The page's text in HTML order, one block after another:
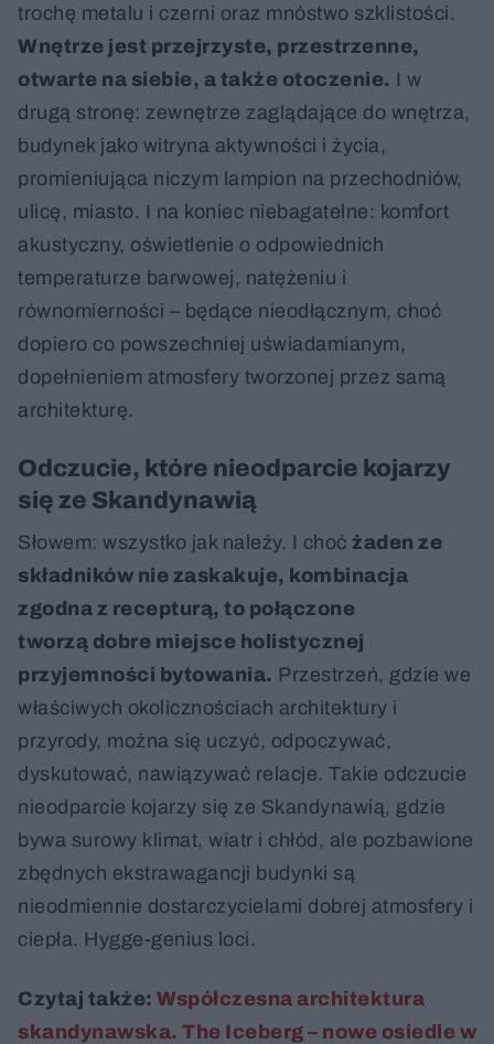
trochę metalu i czerni oraz mnóstwo szklistości.
Wnętrze jest przejrzyste, przestrzenne,
otwarte na siebie, a także otoczenie. I w
drugą stronę: zewnętrze zaglądające do wnętrza,
budynek jako witryna aktywności i życia,
promieniująca niczym lampion na przechodniów,
ulicę, miasto. I na koniec niebagatelne: komfort
akustyczny, oświetlenie o odpowiednich
temperaturze barwowej, natężeniu i
równomierności – będące nieodłącznym, choć
dopiero co powszechniej uświadamianym,
dopełnieniem atmosfery tworzonej przez samą
architekturę.
Odczucie, które nieodparcie kojarzy
się ze Skandynawią
Słowem: wszystko jak należy. I choć żaden ze
składników nie zaskakuje, kombinacja
zgodna z recepturą, to połączone
tworzą dobre miejsce holistycznej
przyjemności bytowania. Przestrzeń, gdzie we
właściwych okolicznościach architektury i
przyrody, można się uczyć, odpoczywać,
dyskutować, nawiązywać relacje. Takie odczucie
nieodparcie kojarzy się ze Skandynawią, gdzie
bywa surowy klimat, wiatr i chłód, ale pozbawione
zbędnych ekstrawagancji budynki są
nieodmiennie dostarczycielami dobrej atmosfery i
ciepła. Hygge-genius loci.
Czytaj także: Współczesna architektura
skandynawska. The Iceberg – nowe osiedle w